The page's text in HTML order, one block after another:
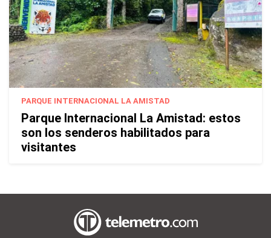
PARQUE INTERNACIONAL LA AMISTAD
Parque Internacional La Amistad: estos
son los senderos habilitados para
visitantes